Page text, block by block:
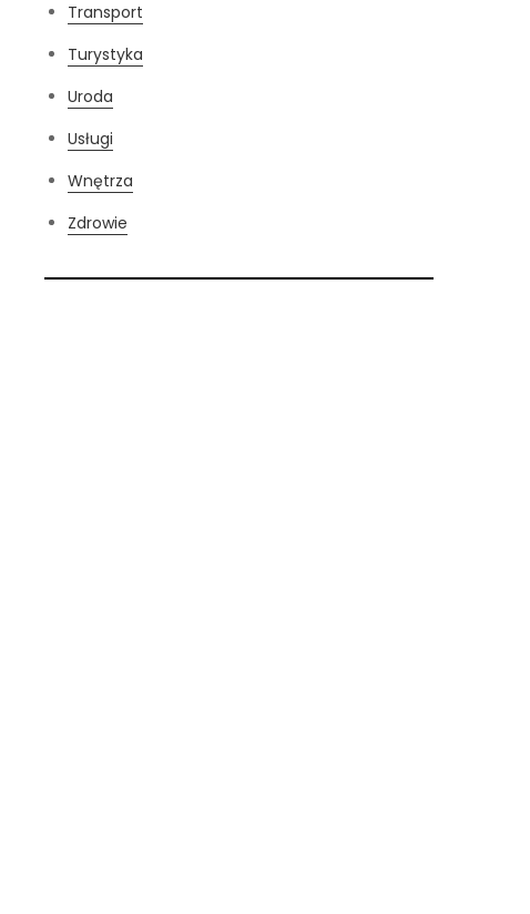
Transport
Turystyka
Uroda
Usługi
Wnętrza
Zdrowie